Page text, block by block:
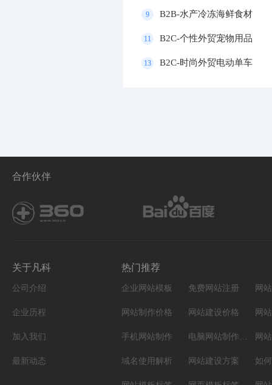
9 B2B-水产冷冻海鲜食材
11 B2C-个性外贸宠物用品
13 B2C-时尚外贸电动单车
合作伙伴
关于凡科
公司介绍
企业历程
加入我们
最新动态
热门推荐
企业网站模板 免费网站注册 网
网站制作价格 网站建设价格 网
手机网站制作 电脑网站制作设计 网
域名使用解析 网站建设方案 如